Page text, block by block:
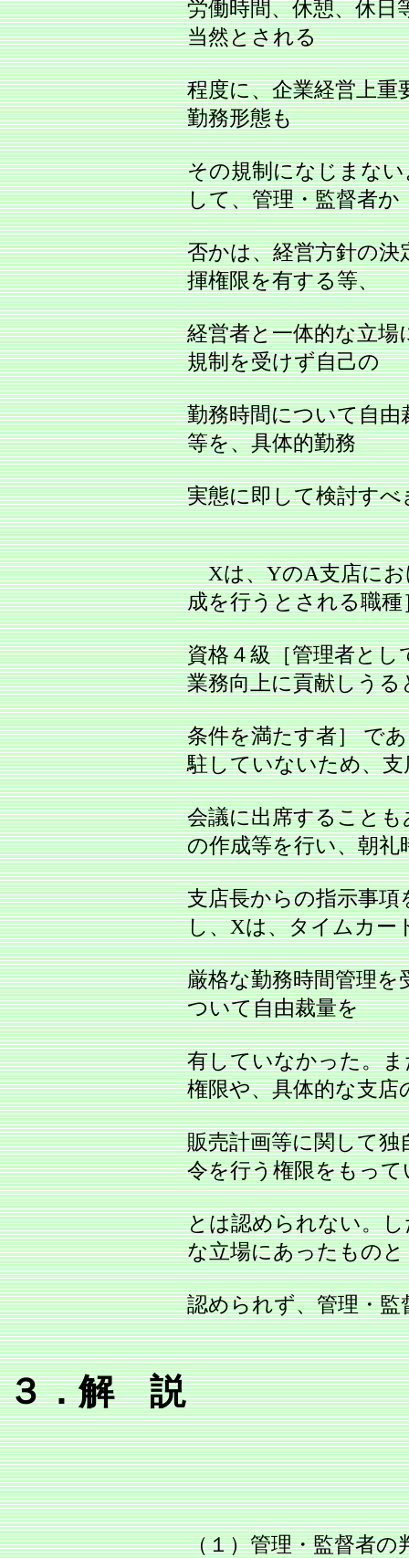
労働時間、休憩、休
当然とされる
程度に、企業経営上重
勤務形態も
その規制になじまな
して、管理・監督者か
否かは、経営方針の
揮権限を有する等、
経営者と一体的な立
規制を受けず自己の
勤務時間について自
等を、具体的勤務
実態に即して検討す
Xは、YのA支店にお
成を行うとされる職種
資格４級［管理者と
業務向上に貢献しうる
条件を満たす者］ で
駐していないため、支
会議に出席すること
の作成等を行い、朝礼
支店長からの指示事
し、Xは、タイムカー
厳格な勤務時間管理
ついて自由裁量を
有していなかった。
権限や、具体的な支店
販売計画等に関して
令を行う権限をもって
とは認められない。
な立場にあったものと
認められず、管理・
３．解 説
（１）管理・監督者の